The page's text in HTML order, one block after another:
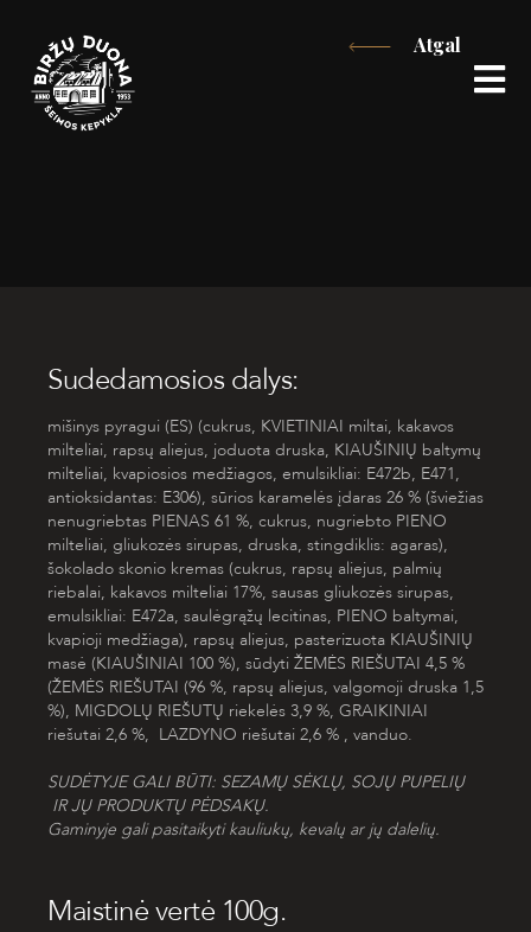
prie
turinio
Atgal
Sudedamosios dalys:
mišinys pyragui (ES) (cukrus, KVIETINIAI miltai, kakavos
milteliai, rapsų aliejus, joduota druska, KIAUŠINIŲ baltymų
milteliai, kvapiosios medžiagos, emulsikliai: E472b, E471,
antioksidantas: E306), sūrios karamelės įdaras 26 % (šviežias
nenugriebtas PIENAS 61 %, cukrus, nugriebto PIENO
milteliai, gliukozės sirupas, druska, stingdiklis: agaras),
šokolado skonio kremas (cukrus, rapsų aliejus, palmių
riebalai, kakavos milteliai 17%, sausas gliukozės sirupas,
emulsikliai: E472a, saulėgrąžų lecitinas, PIENO baltymai,
kvapioji medžiaga), rapsų aliejus, pasterizuota KIAUŠINIŲ
masė (KIAUŠINIAI 100 %), sūdyti ŽEMĖS RIEŠUTAI 4,5 %
(ŽEMĖS RIEŠUTAI (96 %, rapsų aliejus, valgomoji druska 1,5
%), MIGDOLŲ RIEŠUTŲ riekelės 3,9 %, GRAIKINIAI
riešutai 2,6 %, LAZDYNO riešutai 2,6 % , vanduo.
SUDĖTYJE GALI BŪTI: SEZAMŲ SĖKLŲ, SOJŲ PUPELIŲ
IR JŲ PRODUKTŲ PĖDSAKŲ.
Gaminyje gali pasitaikyti kauliukų, kevalų ar jų dalelių.
Maistinė vertė 100g.